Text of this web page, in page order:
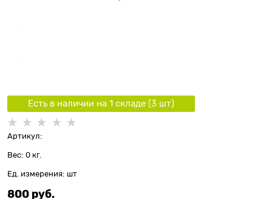
Есть в наличии на 1 складe (3шт)
Артикул:
Вес: 0 кг.
Ед. измерения: шт
800 руб.